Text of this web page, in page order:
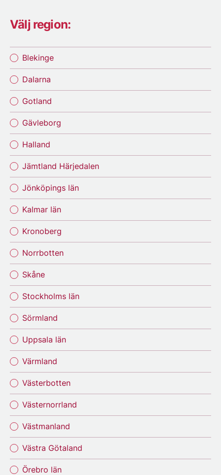
Välj region:
Blekinge
Dalarna
Gotland
Gävleborg
Halland
Jämtland Härjedalen
Jönköpings län
Kalmar län
Kronoberg
Norrbotten
Skåne
Stockholms län
Sörmland
Uppsala län
Värmland
Västerbotten
Västernorrland
Västmanland
Västra Götaland
Örebro län